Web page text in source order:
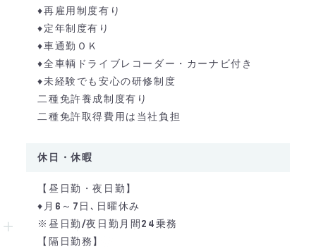
♦再雇用制度有り
♦定年制度有り
♦車通勤ＯＫ
♦全車輌ドライブレコーダー・カーナビ付き
♦未経験でも安心の研修制度
二種免許養成制度有り
二種免許取得費用は当社負担
休日・休暇
【昼日勤・夜日勤】
♦月6～7日､日曜休み
※昼日勤/夜日勤月間24乗務
【隔日勤務】